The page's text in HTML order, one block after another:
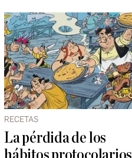
RECETAS
La pérdida de los
hábitos protocolarios